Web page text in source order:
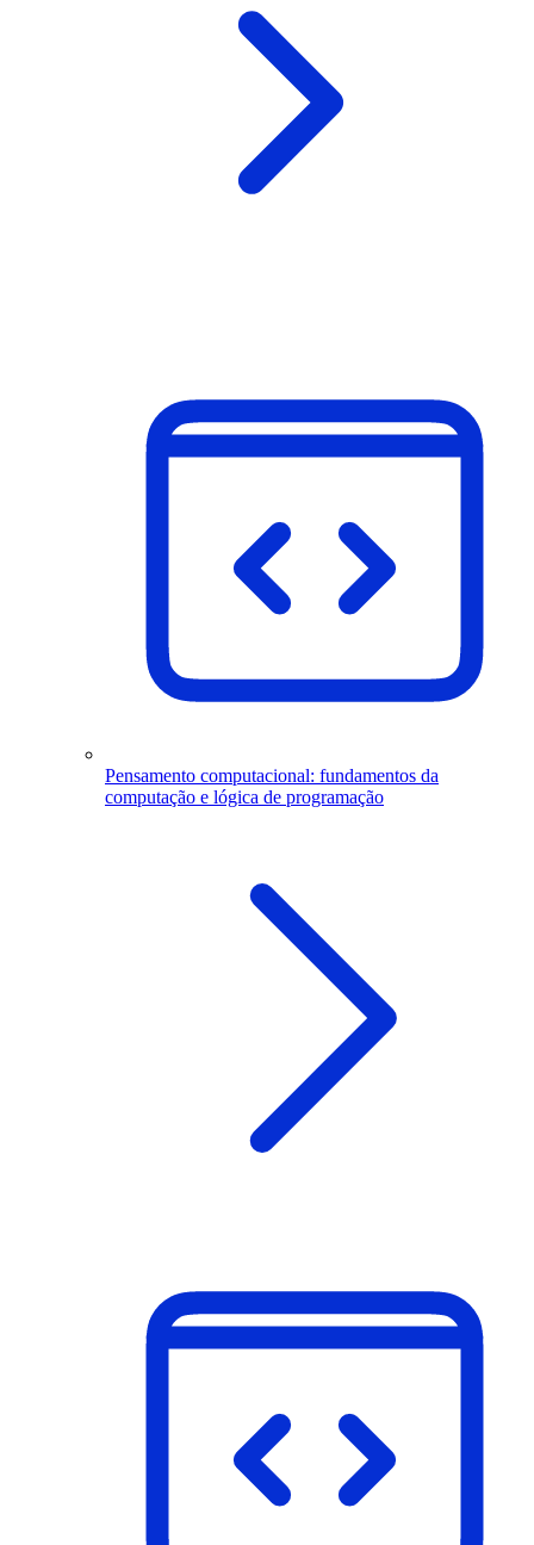
Pensamento computacional: fundamentos da
computação e lógica de programação